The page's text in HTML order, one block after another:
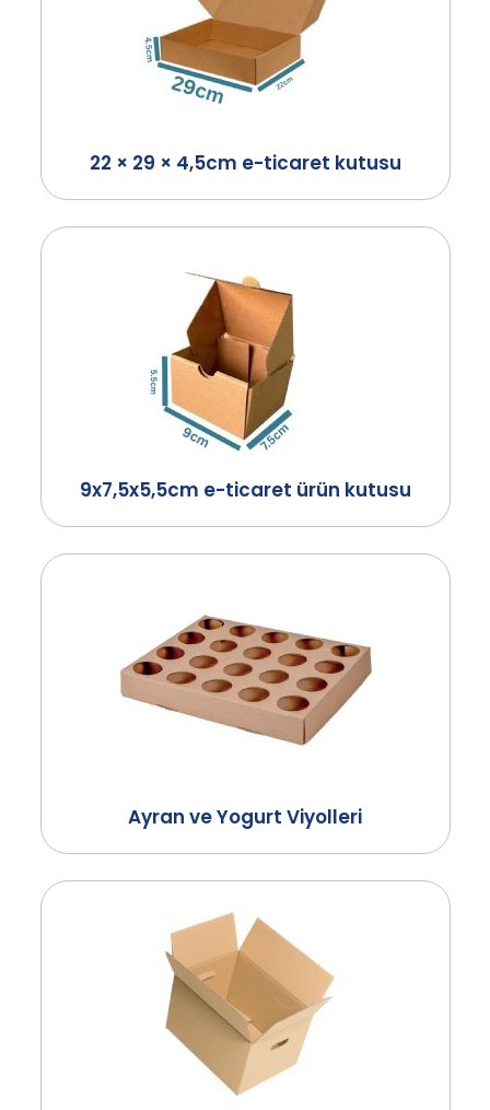
22 × 29 × 4,5cm e-ticaret kutusu
9x7,5x5,5cm e-ticaret ürün kutusu
Ayran ve Yogurt Viyolleri